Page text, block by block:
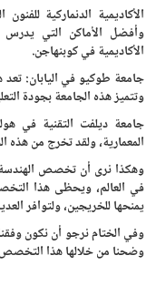
الأكاديمية الدنماركية
وأفضل الأماكن التي يدرس
الأكاديمية في كوبنهاجن.
جامعة طوكيو في اليابان: تعد
وتتميز هذه الجامعة بجودة
جامعة ديلفت التقنية في
المعمارية، ولقد تخرج من هذه
وهكذا نرى أن تخصص
في العالم، ويحظى هذا
يمنحها للخريجين، ولتوافر
وفي الختام نرجو أن نكون
وضحنا من خلالها هذا